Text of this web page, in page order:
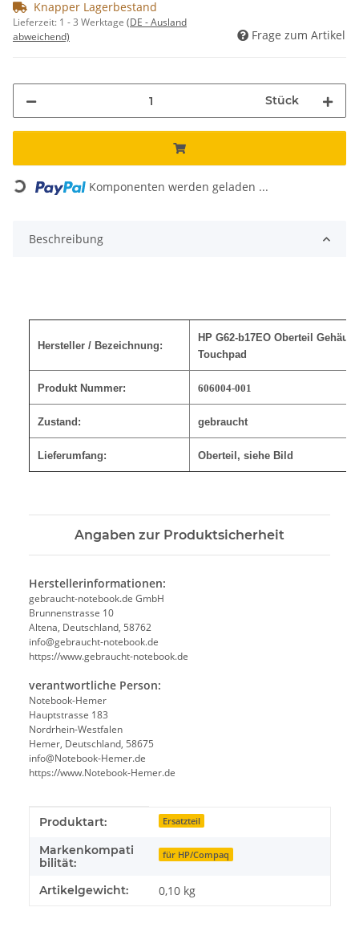
Knapper Lagerbestand
Lieferzeit: 1 - 3 Werktage (DE - Ausland
abweichend)
Frage zum Artikel
Stück
Loading... Komponenten werden geladen ...
Beschreibung
Hersteller / Bezeichnung:
HP G62-b17EO Oberteil
Touchpad
Produkt Nummer: 606004-001
Zustand: gebraucht
Lieferumfang: Oberteil , siehe Bild
Angaben zur Produktsicherheit
Herstellerinformationen:
gebraucht-notebook.de GmbH
Brunnenstrasse 10
Altena, Deutschland, 58762
info@gebraucht-notebook.de
https://www.gebraucht-notebook.de
verantwortliche Person:
Notebook-Hemer
Hauptstrasse 183
Nordrhein-Westfalen
Hemer, Deutschland, 58675
info@Notebook-Hemer.de
https://www.Notebook-Hemer.de
Produkteigenschaft
Wert
Produktart: Ersatzteil
Markenkompati
bilität:
für HP/Compaq
Artikelgewicht: 0,10 kg